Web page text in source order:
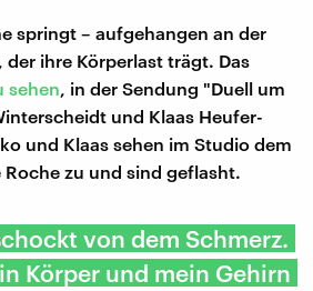
springt – aufgehangen an der
der ihre Körperlast trägt. Das
sehen , in der Sendung "Duell um
und Klaas Heufer-
und Klaas sehen im Studio dem
zu und sind geflasht.
von dem Schmerz.
Körper und mein Gehirn